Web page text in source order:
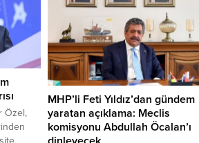
CHP Parti Sözcüsü Müslim Sarı,
gerçekleştirilen Merkez Yönetim
Kurulu (MYK) toplantısında alınan
kararları açıklayarak iki ön emli
belediye başkanının partiden kesin
ihraç talebiyle Yüksek Disiplin...
Özel,
MHP’li Feti Yıldız’dan gündem
yaratan açıklama: Meclis
komisyonu Abdullah Öcalan’ı